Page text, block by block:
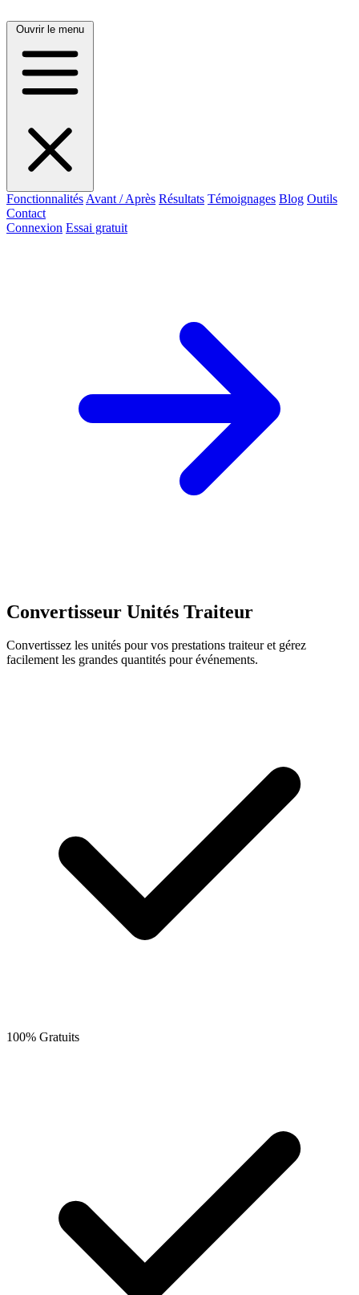
Ouvrir le menu
Fonctionnalités Avant / Après Résultats Témoignages Blog Outils
Contact
Connexion Essai gratuit
Convertisseur Unités Traiteur
Convertissez les unités pour vos prestations traiteur et gérez
facilement les grandes quantités pour événements.
100% Gratuits